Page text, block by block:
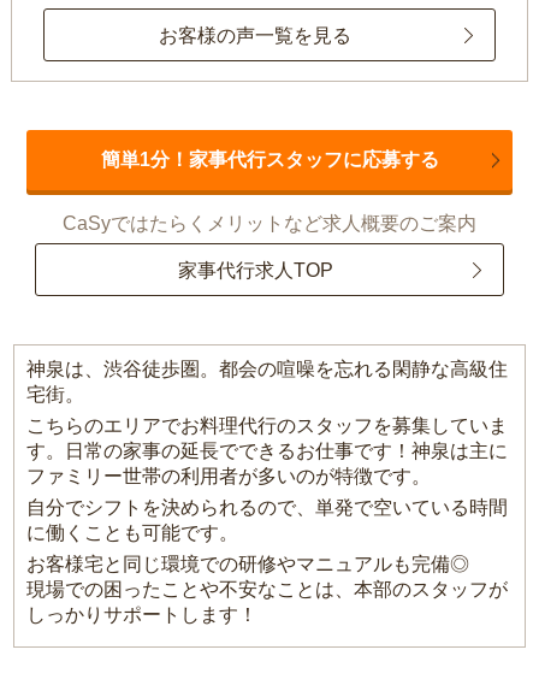
お客様の声一覧を見る
簡単1分！家事代行スタッフに応募する
CaSyではたらくメリットなど求人概要のご案内
家事代行求人TOP
神泉は、渋谷徒歩圏。都会の喧噪を忘れる閑静な高級住
宅街。
こちらのエリアでお料理代行のスタッフを募集していま
す。日常の家事の延長でできるお仕事です！神泉は主に
ファミリー世帯の利用者が多いのが特徴です。
自分でシフトを決められるので、単発で空いている時間
に働くことも可能です。
お客様宅と同じ環境での研修やマニュアルも完備◎
現場での困ったことや不安なことは、本部のスタッフが
しっかりサポートします！